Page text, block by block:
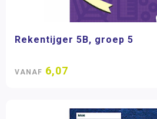
Rekentijger 5B, groep 5
VANAF 6,07